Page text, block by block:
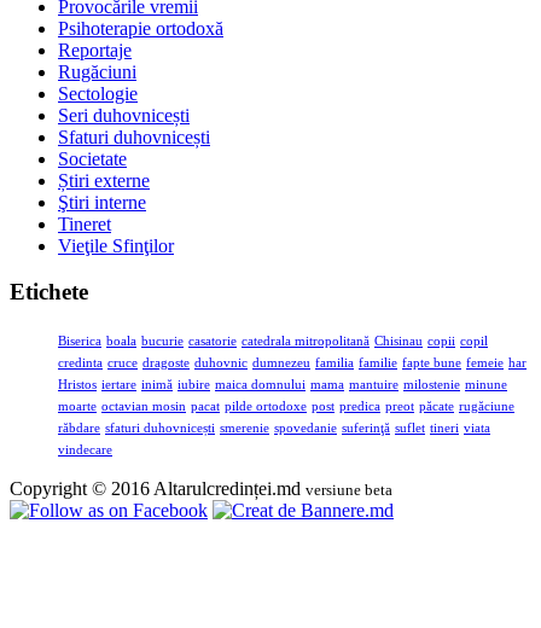
Provocările vremii
Psihoterapie ortodoxă
Reportaje
Rugăciuni
Sectologie
Seri duhovnicești
Sfaturi duhovnicești
Societate
Știri externe
Ştiri interne
Tineret
Vieţile Sfinţilor
Etichete
Biserica boala bucurie casatorie catedrala mitropolitană Chisinau copii copil
credinta cruce dragoste duhovnic dumnezeu familia familie fapte bune femeie har
Hristos iertare inimă iubire maica domnului mama mantuire milostenie minune
moarte octavian mosin pacat pilde ortodoxe post predica preot păcate rugăciune
răbdare sfaturi duhovnicești smerenie spovedanie suferinţă suflet tineri viata
vindecare
Copyright © 2016 Altarulcredinței.md versiune beta